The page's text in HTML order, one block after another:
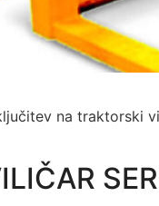
na traktorski